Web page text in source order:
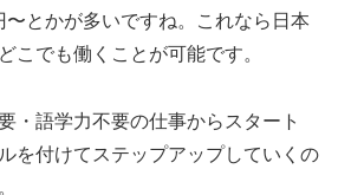
〜とかが多いですね。これなら日本
こでも働くことが可能です。
・語学力不要の仕事からスタート
を付けてステップアップしていくの